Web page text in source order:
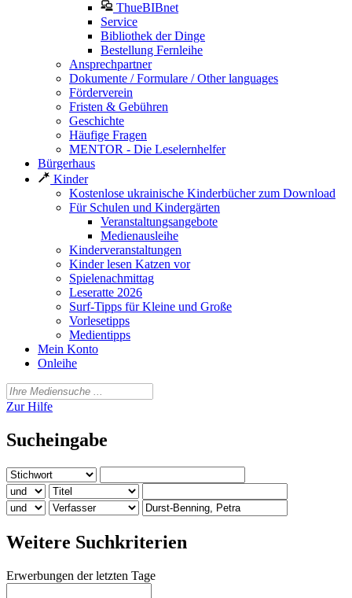
ThueBIBnet
Service
Bibliothek der Dinge
Bestellung Fernleihe
Ansprechpartner
Dokumente / Formulare / Other languages
Förderverein
Fristen & Gebühren
Geschichte
Häufige Fragen
MENTOR - Die Leselernhelfer
Bürgerhaus
Kinder
Kostenlose ukrainische Kinderbücher zum Download
Für Schulen und Kindergärten
Veranstaltungsangebote
Medienausleihe
Kinderveranstaltungen
Kinder lesen Katzen vor
Spielenachmittag
Leseratte 2026
Surf-Tipps für Kleine und Große
Vorlesetipps
Medientipps
Mein Konto
Onleihe
Zur Hilfe
Sucheingabe
Weitere Suchkriterien
Erwerbungen der letzten Tage